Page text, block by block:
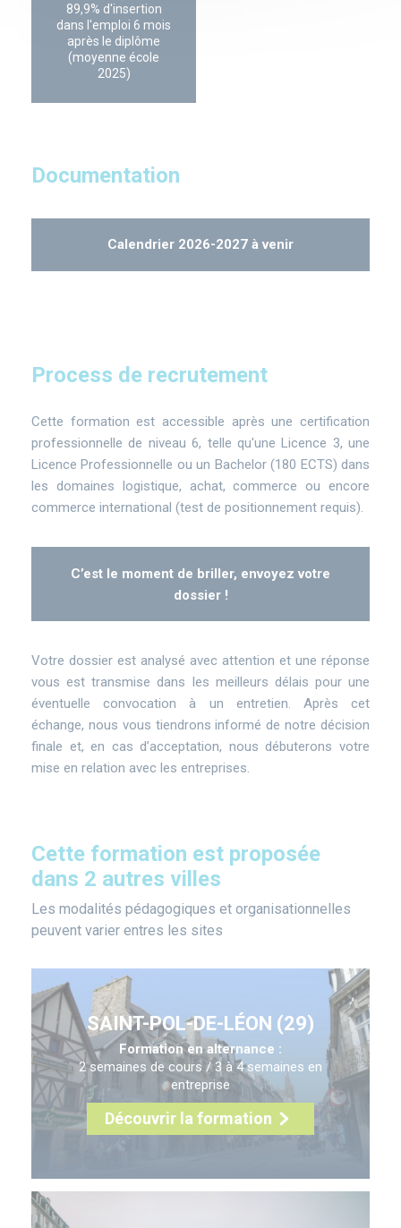
89,9% d'insertion
dans l'emploi 6 mois
après le diplôme
(moyenne école
2025)
Documentation
Calendrier 2026-2027 à venir
Process de recrutement
Cette formation est accessible après une certification
professionnelle de niveau 6, telle qu'une Licence 3, une
Licence Professionnelle ou un Bachelor (180 ECTS) dans
les domaines logistique, achat, commerce ou encore
commerce international (test de positionnement requis).
C’est le moment de briller, envoyez votre
dossier !
Votre dossier est analysé avec attention et une réponse
vous est transmise dans les meilleurs délais pour une
éventuelle convocation à un entretien. Après cet
échange, nous vous tiendrons informé de notre décision
finale et, en cas d’acceptation, nous débuterons votre
mise en relation avec les entreprises.
Cette formation est proposée
dans 2 autres villes
Les modalités pédagogiques et organisationnelles
peuvent varier entres les sites
SAINT-POL-DE-LÉON (29)
Formation en alternance :
2 semaines de cours / 3 à 4 semaines en
entreprise
Découvrir la formation